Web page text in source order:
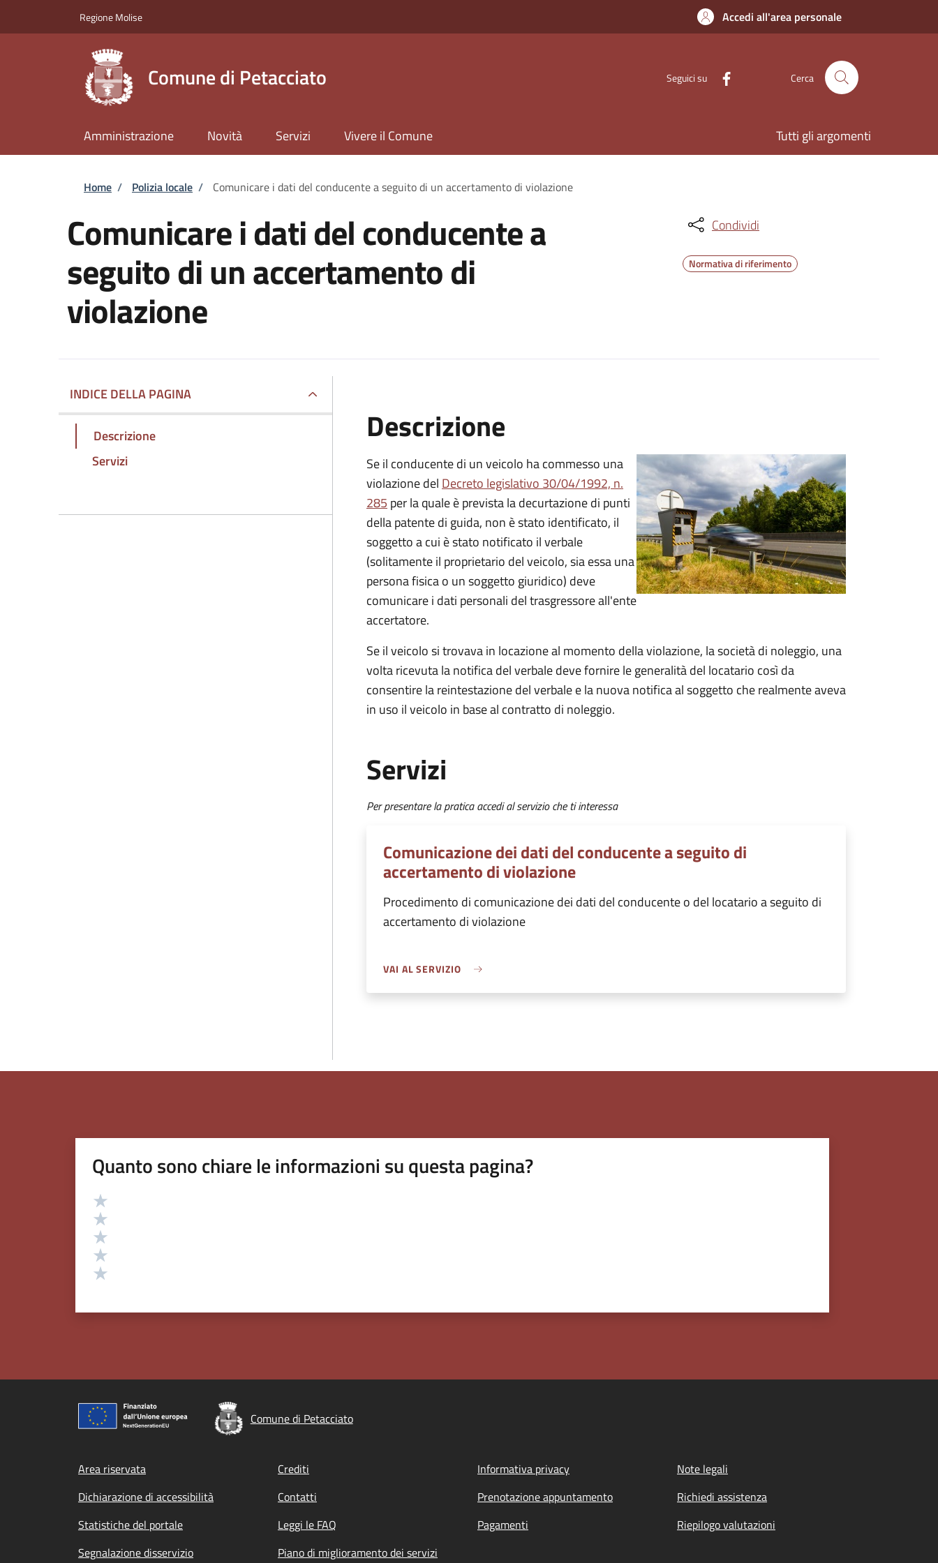
Regione Molise Accedi all'area personale
Comune di Petacciato Seguici su Cerca
Amministrazione Novità Servizi Vivere il Comune Tutti gli argomenti
Briciole di pane
Home / Polizia locale / Comunicare i dati del conducente a seguito di un accertamento di violazione
Comunicare i dati del conducente a
seguito di un accertamento di
violazione
Condividi
Normativa di riferimento
INDICE DELLA PAGINA
Descrizione
Servizi
Descrizione
Se il conducente di un veicolo ha commesso una
violazione del Decreto legislativo 30/04/1992, n.
285 per la quale è prevista la decurtazione di punti
della patente di guida, non è stato identificato, il
soggetto a cui è stato notificato il verbale
(solitamente il proprietario del veicolo, sia essa una
persona fisica o un soggetto giuridico) deve
comunicare i dati personali del trasgressore all'ente
accertatore.
Se il veicolo si trovava in locazione al momento della violazione, la società di noleggio, una
volta ricevuta la notifica del verbale deve fornire le generalità del locatario così da
consentire la reintestazione del verbale e la nuova notifica al soggetto che realmente aveva
in uso il veicolo in base al contratto di noleggio.
Servizi
Per presentare la pratica accedi al servizio che ti interessa
Comunicazione dei dati del conducente a seguito di
accertamento di violazione
Procedimento di comunicazione dei dati del conducente o del locatario a seguito di
accertamento di violazione
VAI AL SERVIZIO
Quanto sono chiare le informazioni su questa pagina?
Valutazione
Comune di Petacciato
Footer menu
Area riservata Crediti Informativa privacy
Note legali
Dichiarazione di accessibilità
Contatti Prenotazione appuntamento
Richiedi assistenza
Statistiche del portale
Leggi le FAQ Pagamenti
Riepilogo valutazioni
Segnalazione disservizio
Piano di miglioramento dei servizi